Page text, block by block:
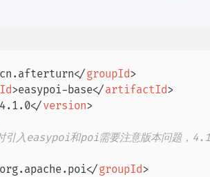
cn.afterturn</groupId>
>easypoi-base</artifactId>
4.1.0</version>
入easypoi和poi需要注意版本问题，
org.apache.poi</groupId>